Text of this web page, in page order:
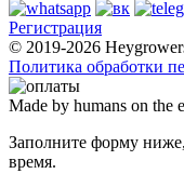
Регистрация
© 2019-2026
Политика обработки
Made by humans on the
Заполните форму
время.